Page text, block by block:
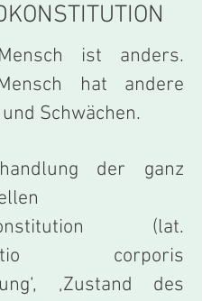
ist anders.
hat andere
Schwächen.
der ganz
(lat.
corporis
‚Zustand des